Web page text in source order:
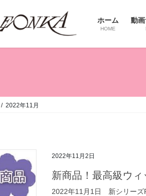
ホーム
HOME
動
2022年11月
2022年11月2日
新商品！最高級ウ
2022年11月1日 新シリーズ